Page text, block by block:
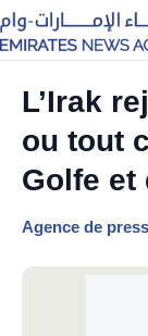
L’Irak
ou tout
Golfe et
Agence de